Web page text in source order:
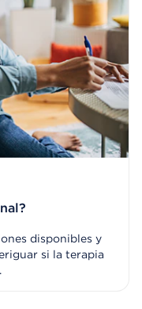
disponibles y
si la terapia